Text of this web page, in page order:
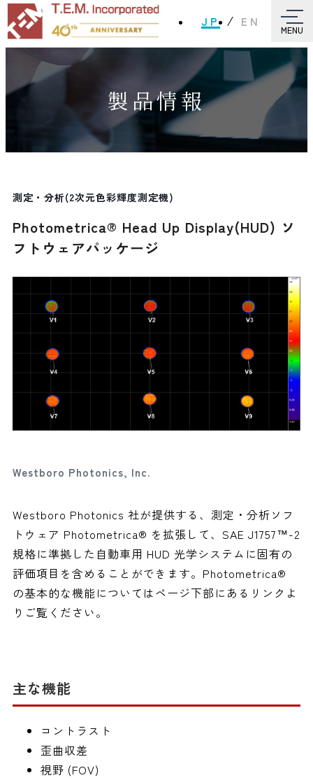
JP EN
MENU
製品情報
測定・分析(2次元色彩輝度測定機)
Photometrica® Head Up Display(HUD) ソ
フトウェアパッケージ
Westboro Photonics, Inc.
Westboro Photonics 社が提供する、測定・分析ソフ
トウェア Photometrica® を拡張して、SAE J1757™-2
規格に準拠した自動車用 HUD 光学システムに固有の
評価項目を含めることができます。Photometrica®
の基本的な機能についてはページ下部にあるリンクよ
りご覧ください。
主な機能
コントラスト
歪曲収差
視野 (FOV)